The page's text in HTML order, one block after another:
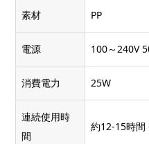
素材 PP
電源 100～240V
消費電力 25W
連続使用時
間
約12-15時